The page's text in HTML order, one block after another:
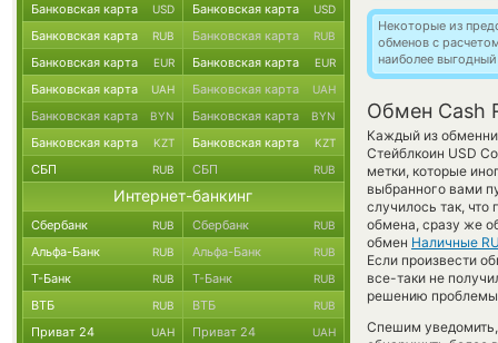
Некоторые из
обменов с
наиболее
Обмен Cash
Каждый из
Стейблкоин USD
метки, которые
выбранного вами
случилось так,
обмена, сразу же
обмен Наличные
Если произвести
все-таки не
решению проблемы
Спешим
Банковская карта USD Банковская карта USD
Банковская карта RUB Банковская карта RUB
Банковская карта EUR Банковская карта EUR
Банковская карта UAH Банковская карта UAH
Банковская карта BYN Банковская карта BYN
Банковская карта KZT Банковская карта KZT
СБП RUB СБП RUB
Интернет-банкинг
Сбербанк RUB Сбербанк RUB
Альфа-Банк RUB Альфа-Банк RUB
Т-Банк RUB Т-Банк RUB
ВТБ RUB ВТБ RUB
Приват 24 UAH Приват 24 UAH